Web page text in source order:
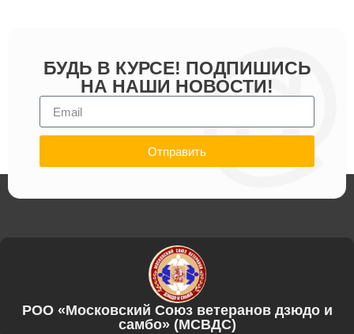
БУДЬ В КУРСЕ! ПОДПИШИСЬ
НА НАШИ НОВОСТИ!
Отправить
РОО «Московский Союз ветеранов дзюдо и
самбо» (МСВДС)